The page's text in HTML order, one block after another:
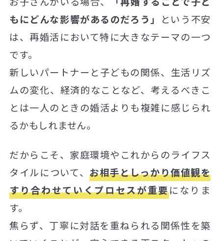
もにどんな影響があるのだろう」
という不安
は、再婚活において特に大きなテーマの一つ
です。
新しいパートナーと子どもの関係、生活リズ
ムの変化、経済的なことなど、考えるべきこ
とは一人のときの婚活よりも複雑に感じられ
るかもしれません。
だからこそ、家庭環境やこれからのライフス
タイルについて、お相手としっかり価値観を
すり合わせていくプロセスが重要になりま
す。
焦らず、丁寧に対話を重ねられる関係性を築